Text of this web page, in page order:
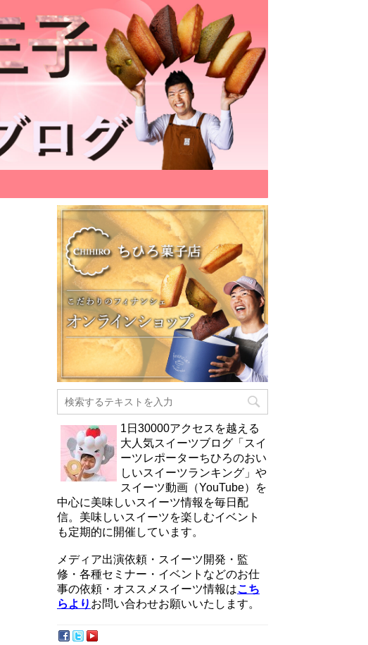
1日30000アクセスを越える
大人気スイーツブログ「スイ
ーツレポーターちひろのおい
しいスイーツランキング」や
スイーツ動画（YouTube）を
中心に美味しいスイーツ情報を毎日配
信。美味しいスイーツを楽しむイベント
も定期的に開催しています。
メディア出演依頼・スイーツ開発・監
修・各種セミナー・イベントなどのお仕
事の依頼・オススメスイーツ情報はこち
らより お問い合わせお願いいたします。